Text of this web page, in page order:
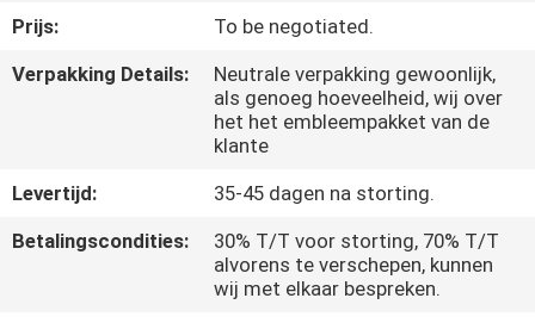
KWALITEITSCONTROLE
NIEUWS
EEN
OFFERTE
Prijs:
To be negotiated.
Verpakking Details:
Neutrale verpakking gewoonlijk,
als genoeg hoeveelheid, wij over
het het embleempakket van de
klante
Levertijd:
35-45 dagen na storting.
Betalingscondities:
30% T/T voor storting, 70% T/T
alvorens te verschepen, kunnen
wij met elkaar bespreken.